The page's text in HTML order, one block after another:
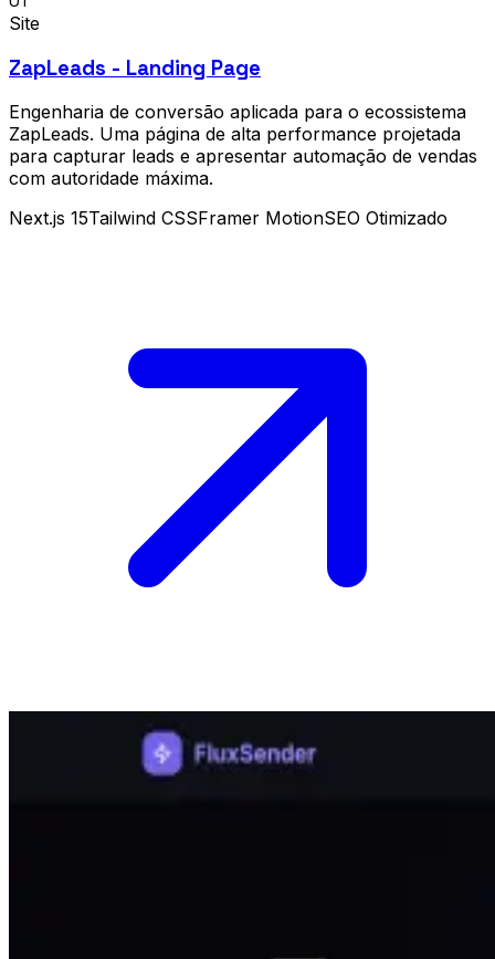
Site
ZapLeads - Landing Page
Engenharia de conversão aplicada para o ecossistema
ZapLeads. Uma página de alta performance projetada
para capturar leads e apresentar automação de vendas
com autoridade máxima.
Next.js 15Tailwind CSSFramer MotionSEO Otimizado